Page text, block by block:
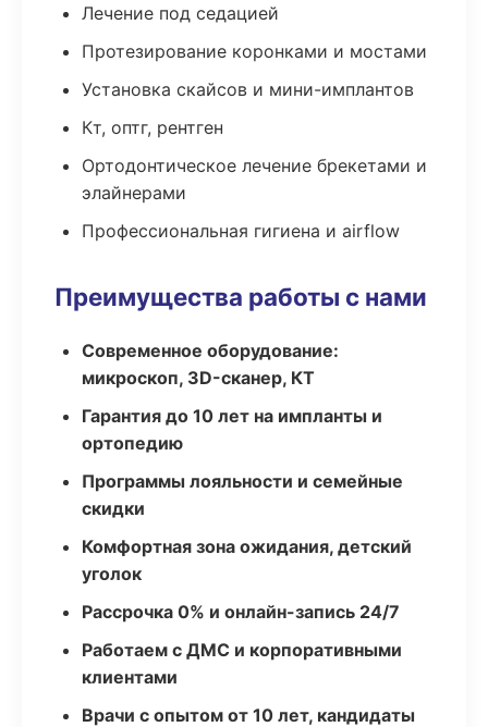
Лечение под седацией
Протезирование коронками и мостами
Установка скайсов и мини-имплантов
Кт, оптг, рентген
Ортодонтическое лечение брекетами и
элайнерами
Профессиональная гигиена и airflow
Преимущества работы с нами
Современное оборудование:
микроскоп, 3D-сканер, КТ
Гарантия до 10 лет на импланты и
ортопедию
Программы лояльности и семейные
скидки
Комфортная зона ожидания, детский
уголок
Рассрочка 0% и онлайн-запись 24/7
Работаем с ДМС и корпоративными
клиентами
Врачи с опытом от 10 лет, кандидаты